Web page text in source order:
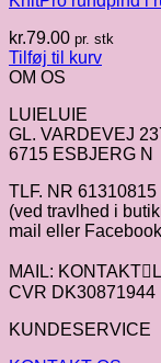
kr.79.00 pr. stk
Tilføj til kurv
OM OS
LUIELUIE
GL. VARDEVEJ
6715 ESBJERG N
TLF. NR 61310815
(ved travlhed i
mail eller
MAIL:
CVR DK30871944
KUNDESERVICE